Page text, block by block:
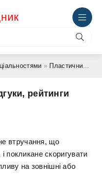
» Пластичний хірург
рейтинги
втручання, що
і покликане скоригувати
на зовнішні або